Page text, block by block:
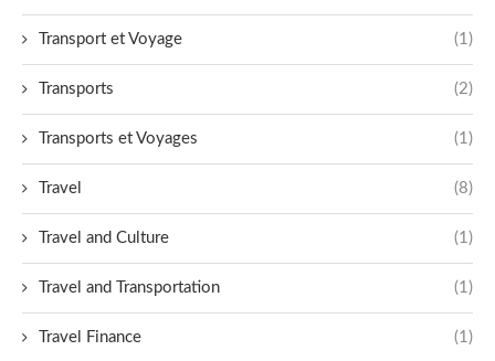
Transport et Voyage (1)
Transports (2)
Transports et Voyages (1)
Travel (8)
Travel and Culture (1)
Travel and Transportation (1)
Travel Finance (1)